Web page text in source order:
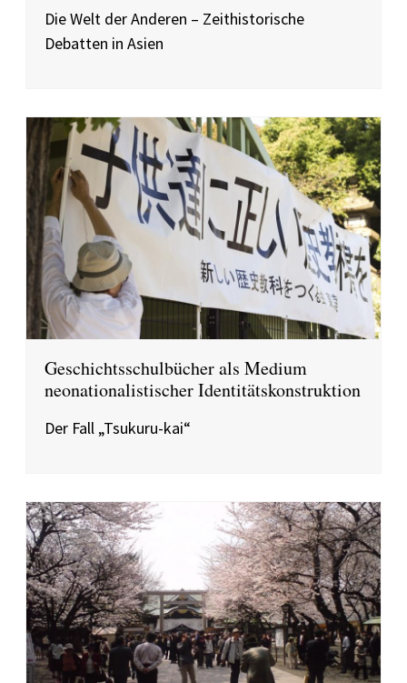
Die Welt der Anderen – Zeithistorische
Debatten in Asien
Geschichtsschulbücher als Medium
neonationalistischer Identitätskonstruktion
Der Fall „Tsukuru-kai“